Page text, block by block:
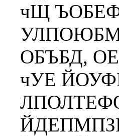
чЩ
ОБЪБД,
чУЕ